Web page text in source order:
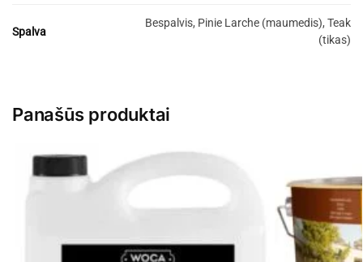
Spalva
Bespalvis, Pinie Larche (maumedis), Teak
(tikas)
Panašūs produktai